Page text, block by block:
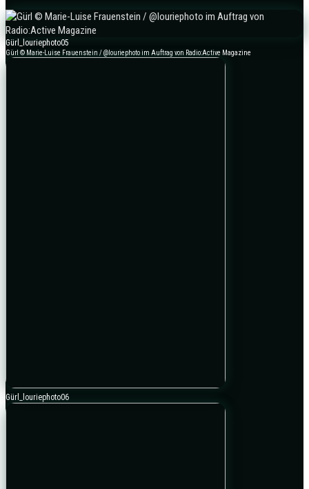
Gürl_louriephoto05
Gürl © Marie-Luise Frauenstein / @louriephoto im Auftrag von Radio:Active Magazine
Gürl_louriephoto06